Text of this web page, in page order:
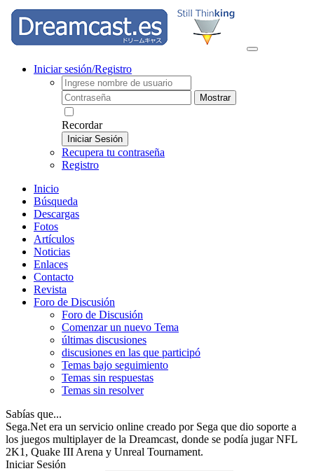
Iniciar sesión/Registro
Mostrar
Recordar
Iniciar Sesión
Recupera tu contraseña
Registro
Inicio
Búsqueda
Descargas
Fotos
Artículos
Noticias
Enlaces
Contacto
Revista
Foro de Discusión
Foro de Discusión
Comenzar un nuevo Tema
últimas discusiones
discusiones en las que participó
Temas bajo seguimiento
Temas sin respuestas
Temas sin resolver
Sabías que...
Sega.Net era un servicio online creado por Sega que dio soporte a
los juegos multiplayer de la Dreamcast, donde se podía jugar NFL
2K1, Quake III Arena y Unreal Tournament.
Iniciar Sesión